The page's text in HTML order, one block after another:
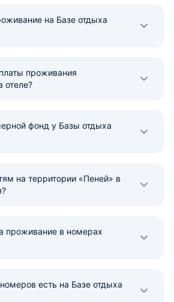
на Базе отдыха
проживания
отеле?
фонд у Базы отдыха
на территории «Пеней» в
проживание в номерах
есть на Базе отдыха